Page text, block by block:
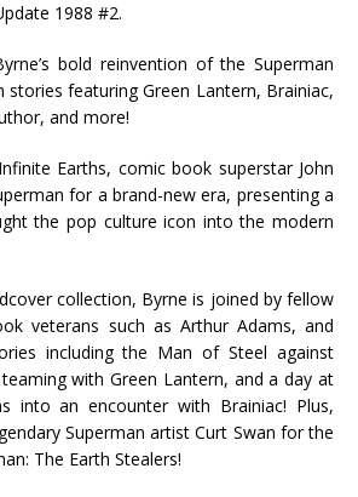
1988 #2.
bold reinvention of the Superman
featuring Green Lantern, Brainiac,
and more!
Earths, comic book superstar John
for a brand-new era, presenting a
the pop culture icon into the modern
collection, Byrne is joined by fellow
veterans such as Arthur Adams, and
including the Man of Steel against
with Green Lantern, and a day at
into an encounter with Brainiac! Plus,
Superman artist Curt Swan for the
The Earth Stealers!